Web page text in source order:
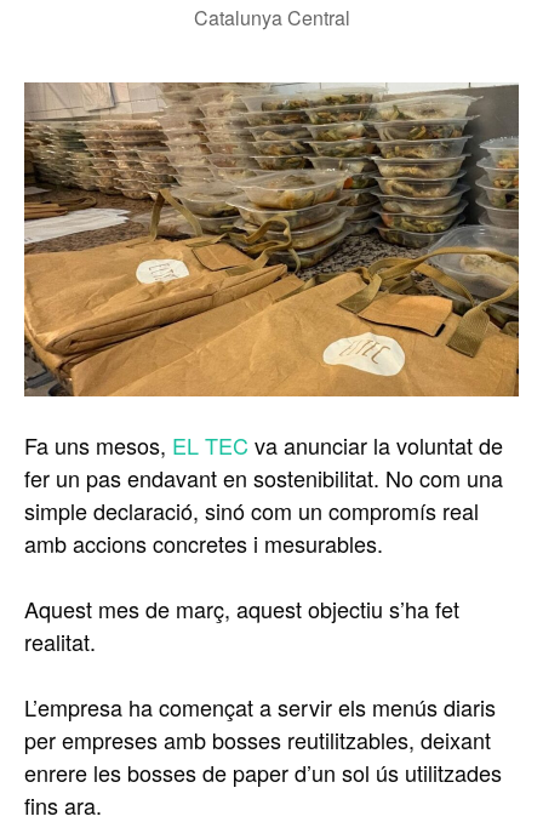
Fa uns mesos, EL TEC va anunciar la voluntat de
fer un pas endavant en sostenibilitat. No com una
simple declaració, sinó com un compromís real
amb accions concretes i mesurables.
Aquest mes de març, aquest objectiu s’ha fet
realitat.
L’empresa ha començat a servir els menús diaris
per empreses amb bosses reutilitzables, deixant
enrere les bosses de paper d’un sol ús utilitzades
fins ara.
Catalunya Central